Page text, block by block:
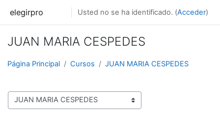
elegirpro Usted no se ha identificado. (Acceder)
JUAN MARIA CESPEDES
Página Principal Cursos JUAN MARIA CESPEDES
Categorías